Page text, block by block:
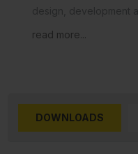
read more...
DOWNLOADS